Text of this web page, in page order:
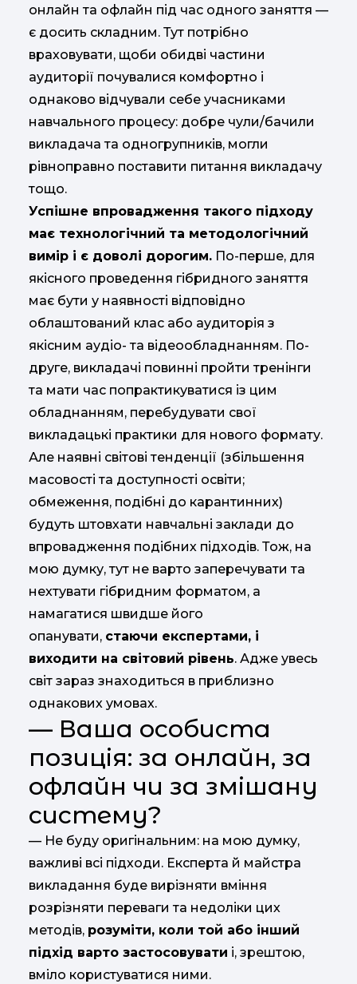
онлайн та офлайн під час одного заняття —
є досить складним. Тут потрібно
враховувати, щоби обидві частини
аудиторії почувалися комфортно і
однаково відчували себе учасниками
навчального процесу: добре чули/бачили
викладача та одногрупників, могли
рівноправно поставити питання викладачу
тощо.
Успішне впровадження такого підходу
має технологічний та методологічний
вимір і є доволі дорогим. По-перше, для
якісного проведення гібридного заняття
має бути у наявності відповідно
облаштований клас або аудиторія з
якісним аудіо- та відеообладнанням. По-
друге, викладачі повинні пройти тренінги
та мати час попрактикуватися із цим
обладнанням, перебудувати свої
викладацькі практики для нового формату.
Але наявні світові тенденції (збільшення
масовості та доступності освіти;
обмеження, подібні до карантинних)
будуть штовхати навчальні заклади до
впровадження подібних підходів. Тож, на
мою думку, тут не варто заперечувати та
нехтувати гібридним форматом, а
намагатися швидше його
опанувати, стаючи експертами, і
виходити на світовий рівень. Адже увесь
світ зараз знаходиться в приблизно
однакових умовах.
— Ваша особиста
позиція: за онлайн, за
офлайн чи за змішану
систему?
— Не буду оригінальним: на мою думку,
важливі всі підходи. Експерта й майстра
викладання буде вирізняти вміння
розрізняти переваги та недоліки цих
методів, розуміти, коли той або інший
підхід варто застосовувати і, зрештою,
вміло користуватися ними.